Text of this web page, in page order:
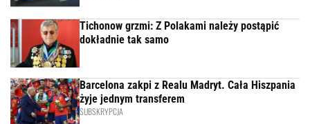
Tichonow grzmi: Z Polakami należy postąpić
dokładnie tak samo
Barcelona zakpi z Realu Madryt. Cała Hiszpania
żyje jednym transferem
SUBSKRYPCJA